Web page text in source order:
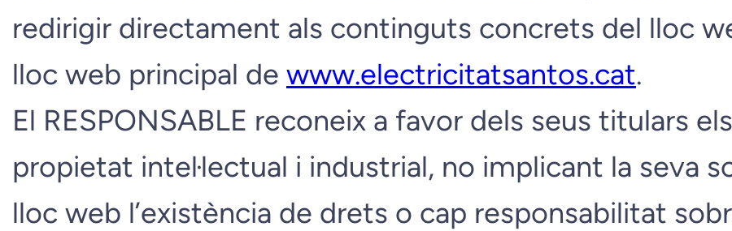
redirigir directament als continguts concrets del lloc
lloc web principal de www.electricitatsantos.cat.
El RESPONSABLE reconeix a favor dels seus titulars
propietat intel·lectual i industrial, no implicant la seva
lloc web l’existència de drets o cap responsabilitat